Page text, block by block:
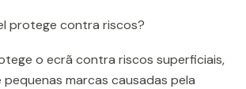
protege contra riscos?
o ecrã contra riscos superficiais,
marcas causadas pela